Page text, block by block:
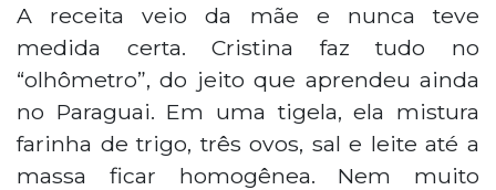
A receita veio da mãe e nunca teve
medida certa. Cristina faz tudo no
“olhômetro”, do jeito que aprendeu ainda
no Paraguai. Em uma tigela, ela mistura
farinha de trigo, três ovos, sal e leite até a
massa ficar homogênea. Nem muito